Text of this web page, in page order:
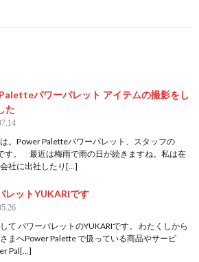
パワーパレット アイテムの撮影をし
た
。Power Paletteパワーパレット、スタッフの
す。 最近は梅雨で雨の日が続きますね。私は在
社に出社したり[…]
レットYUKARIです
て パワーパレットのYUKARIです。 わたくしから
まへPower Palette で扱っている商品やサービ
Pal[…]